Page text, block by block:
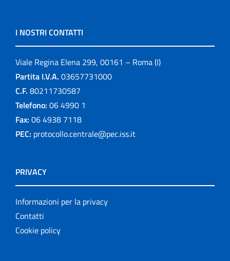
I NOSTRI CONTATTI
Viale Regina Elena 299, 00161 – Roma (I)
Partita I.V.A. 03657731000
C.F. 80211730587
Telefono: 06 4990 1
Fax: 06 4938 7118
PEC: protocollo.centrale@pec.iss.it
PRIVACY
Informazioni per la privacy
Contatti
Cookie policy